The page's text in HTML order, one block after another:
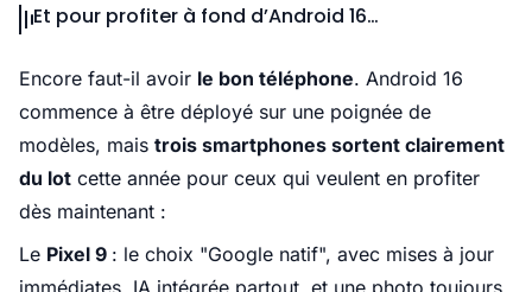
Et pour profiter à fond d’Android 16…
Encore faut-il avoir le bon téléphone. Android 16
commence à être déployé sur une poignée de
modèles, mais trois smartphones sortent clairement
du lot cette année pour ceux qui veulent en profiter
dès maintenant :
Le Pixel 9 : le choix "Google natif", avec mises à jour